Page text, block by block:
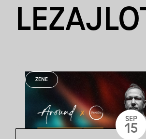
ZENE
SEP
15